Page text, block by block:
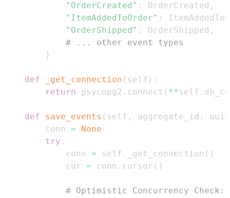
"OrderCreated" : OrderCreated ,
"ItemAddedToOrder" :
"OrderShipped" : OrderShipped ,
# ... other event types
}
def _get_connection ( self ) :
return
psycopg2 . connect ( ** self .
def save_events ( self , aggregate_id :
uuid
        conn
=
None
try :
            conn
= self . _get_connection ( )
            cur
= conn . cursor ( )
# Optimistic Concurrency Check: